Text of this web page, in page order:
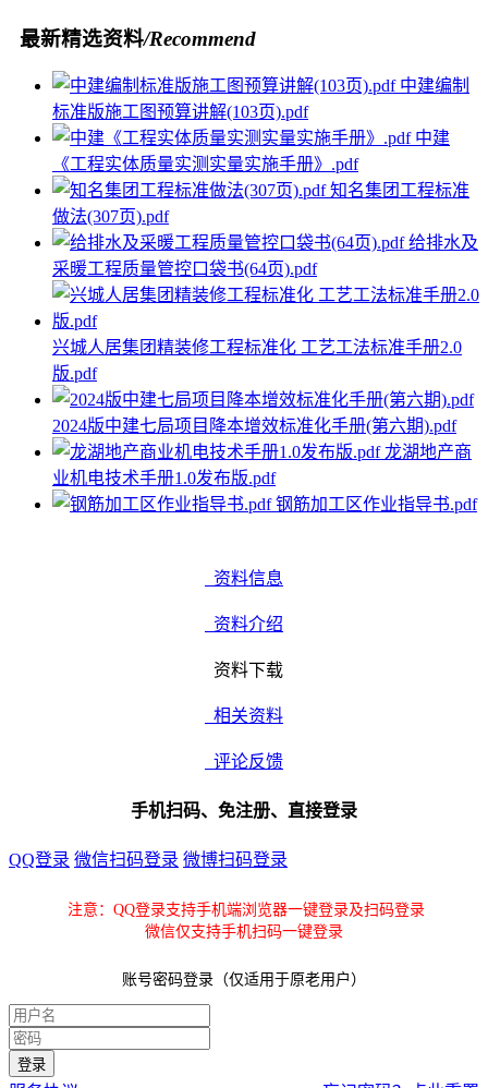
最新精选资料/Recommend
中建编制
标准版施工图预算讲解(103页).pdf
中建
《工程实体质量实测实量实施手册》.pdf
知名集团工程标准
做法(307页).pdf
给排水及
采暖工程质量管控口袋书(64页).pdf
兴城人居集团精装修工程标准化 工艺工法标准手册2.0
版.pdf
2024版中建七局项目降本增效标准化手册(第六期).pdf
龙湖地产商
业机电技术手册1.0发布版.pdf
钢筋加工区作业指导书.pdf
资料信息
资料介绍
资料下载
相关资料
评论反馈
手机扫码、免注册、直接登录
QQ登录 微信扫码登录 微博扫码登录
注意：QQ登录支持手机端浏览器一键登录及扫码登录
微信仅支持手机扫码一键登录
账号密码登录（仅适用于原老用户）